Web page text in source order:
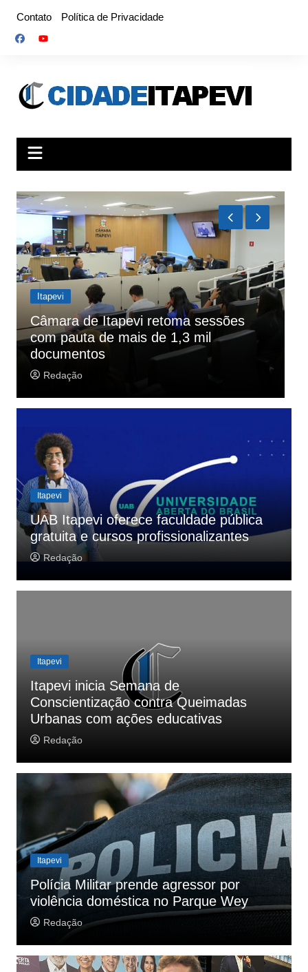
Contato Política de Privacidade
Itapevi
Funcionário da Cacau Show é preso
por furto de chocolates
Redação
Itapevi
UAB Itapevi oferece faculdade pública
gratuita e cursos profissionalizantes
Redação
Itapevi
Itapevi inicia Semana de
Conscientização contra Queimadas
Urbanas com ações educativas
Redação
Itapevi
Polícia Militar prende agressor por
violência doméstica no Parque Wey
Redação